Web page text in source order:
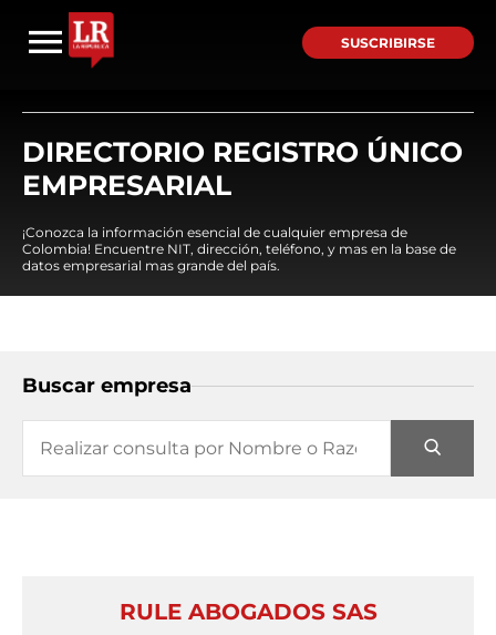
SUSCRIBIRSE
DIRECTORIO REGISTRO ÚNICO
EMPRESARIAL
¡Conozca la información esencial de cualquier empresa de
Colombia! Encuentre NIT, dirección, teléfono, y mas en la base de
datos empresarial mas grande del país.
Buscar empresa
RULE ABOGADOS SAS